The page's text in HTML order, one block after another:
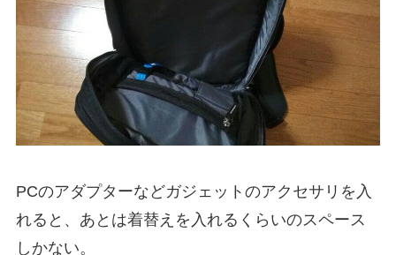
PCのアダプターなどガジェットのアクセサリを入
れると、あとは着替えを入れるくらいのスペース
しかない。